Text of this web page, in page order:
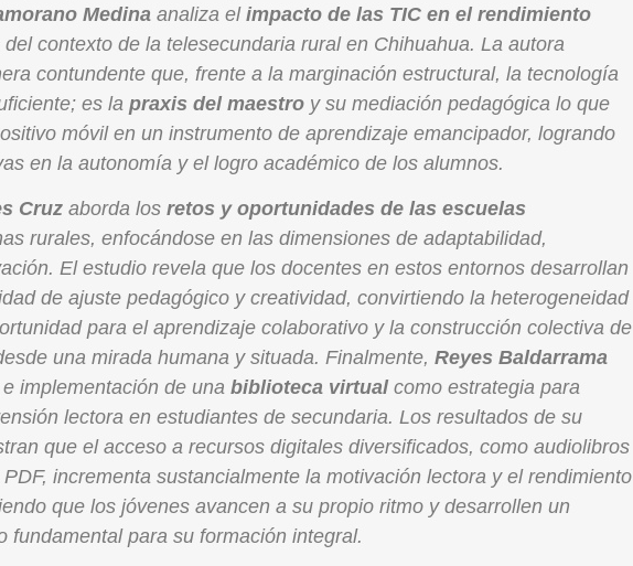
Medinaanaliza el impacto de las TIC en el rendimiento
contexto de la telesecundaria rural en Chihuahua. La autora
contundente que, frente a la marginación estructural, la tecnología
es la praxis del maestroy su mediación pedagógica lo que
móvil en un instrumento de aprendizaje emancipador, logrando
en la autonomía y el logro académico de los alumnos.
Cruzaborda los retos y oportunidades de las escuelas
rurales, enfocándose en las dimensiones de adaptabilidad,
El estudio revela que los docentes en estos entornos desarrollan
de ajuste pedagógico y creatividad, convirtiendo la heterogeneidad
para el aprendizaje colaborativo y la construcción colectiva de
una mirada humana y situada. Finalmente, Reyes Baldarrama
implementación de una biblioteca virtualcomo estrategia para
lectora en estudiantes de secundaria. Los resultados de su
que el acceso a recursos digitales diversificados, como audiolibros
incrementa sustancialmente la motivación lectora y el rendimiento
que los jóvenes avancen a su propio ritmo y desarrollen un
fundamental para su formación integral.